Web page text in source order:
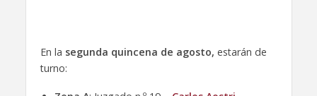
En la segunda quincena de agosto, estarán de
turno: